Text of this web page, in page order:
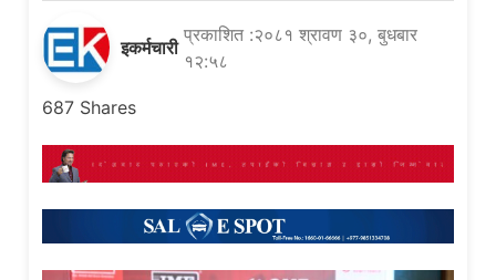
इकर्मचारी
प्रकाशित :२०८१ श्रावण ३०, बुधबार
१२:५८
687 Shares